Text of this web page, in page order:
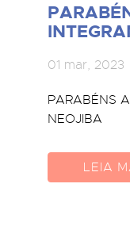
01 mar, 2023
PARABÉNS
NEOJIBA
LEIA